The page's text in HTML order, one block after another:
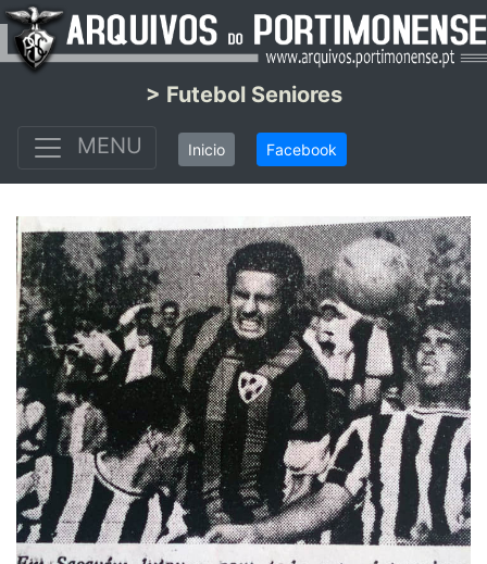
> Futebol Seniores
MENU
Inicio Facebook